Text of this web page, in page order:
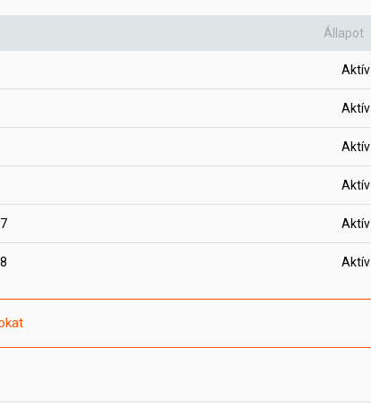
Állapot
Aktív
Aktív
Aktív
Aktív
Aktív
Aktív